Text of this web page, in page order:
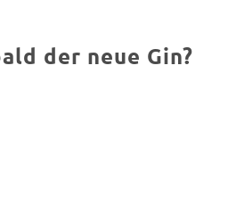
der neue Gin?